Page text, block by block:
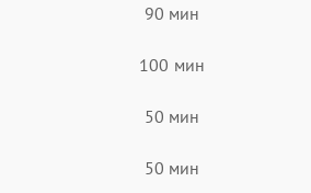
90 мин
100 мин
50 мин
50 мин